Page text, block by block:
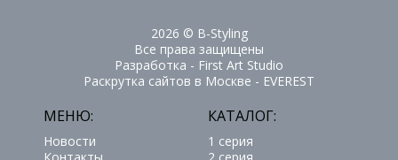
2026 © B-Styling
Все права защищены
Разработка - First Art Studio
Раскрутка сайтов в Москве - EVEREST
МЕНЮ:
Новости
КАТАЛОГ:
1 серия